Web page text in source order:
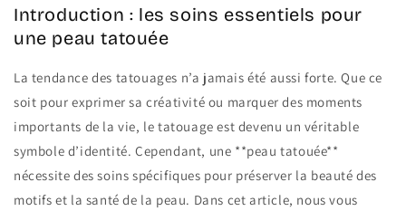
Introduction : les soins essentiels pour
une peau tatouée
La tendance des tatouages n’a jamais été aussi forte. Que ce
soit pour exprimer sa créativité ou marquer des moments
importants de la vie, le tatouage est devenu un véritable
symbole d’identité. Cependant, une **peau tatouée**
nécessite des soins spécifiques pour préserver la beauté des
motifs et la santé de la peau. Dans cet article, nous vous